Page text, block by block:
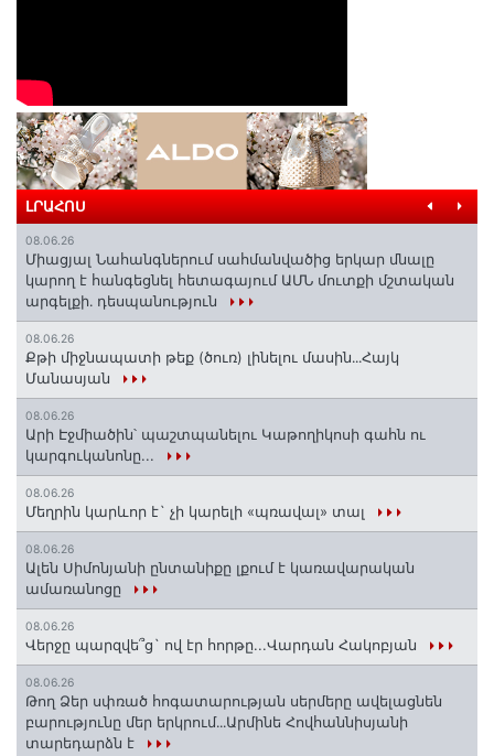
ԼՐԱՀՈՍ
08.06.26
Միացյալ Նահանգներում սահմանվածից երկար մնալը
կարող է հանգեցնել հետագայում ԱՄՆ մուտքի մշտական
արգելքի․ դեսպանություն
08.06.26
Քթի միջնապատի թեք (ծուռ) լինելու մասին․․․Հայկ
Մանասյան
08.06.26
Արի Էջմիածին՝ պաշտպանելու Կաթողիկոսի գահն ու
կարգուկանոնը...
08.06.26
Մեղրին կարևոր է` չի կարելի «պռավալ» տալ
08.06.26
Ալեն Սիմոնյանի ընտանիքը լքում է կառավարական
ամառանոցը
08.06.26
Վերջը պարզվե՞ց` ով էր հորթը...Վարդան Հակոբյան
08.06.26
Թող Ձեր սփռած հոգատարության սերմերը ավելացնեն
բարությունը մեր երկրում․․․Արմինե Հովհաննիսյանի
տարեդարձն է